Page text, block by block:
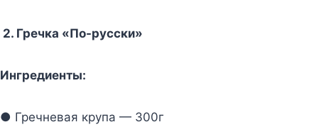
2. Гречка «По-русски»
Ингредиенты:
● Гречневая крупа — 300г